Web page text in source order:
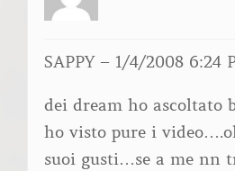
SAPPY – 1/4/2008 6:24
dei dream ho ascoltato
ho visto pure i
suoi gusti…se a me nn